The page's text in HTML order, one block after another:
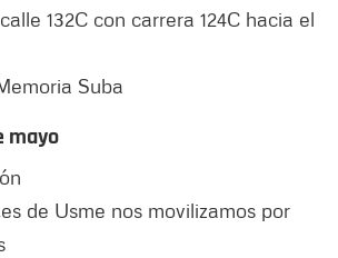
132C con carrera 124C hacia el
Suba
mayo
de Usme nos movilizamos por